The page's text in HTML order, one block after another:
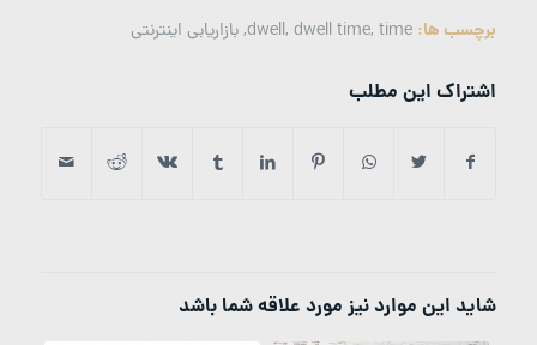
برچسب ها: dwell,dwell time,time
,بازاریابی اینترنتی
اشتراک این مطلب
شاید این موارد نیز مورد علاقه شما باشد